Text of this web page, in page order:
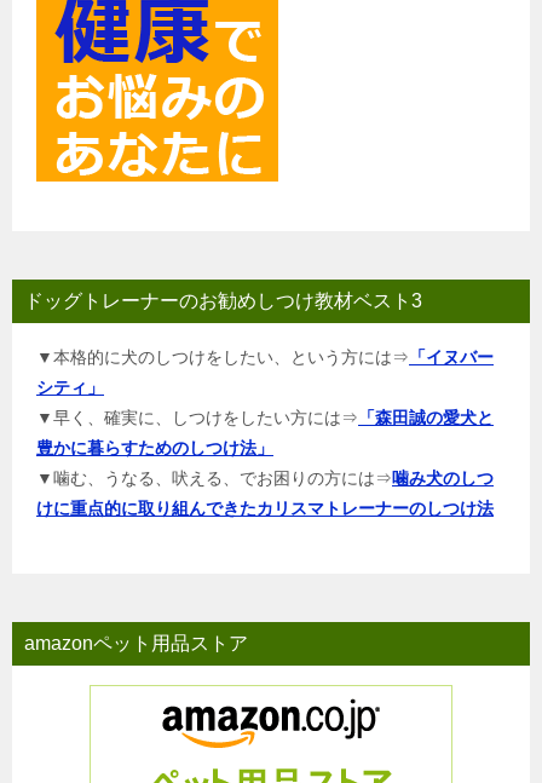
ドッグトレーナーのお勧めしつけ教材ベスト3
▼本格的に犬のしつけをしたい、という方には⇒ 「イヌバー
シティ」
▼早く、確実に、しつけをしたい方には⇒ 「森田誠の愛犬と
豊かに暮らすためのしつけ法」
▼噛む、うなる、吠える、でお困りの方には⇒噛み犬のしつ
けに重点的に取り組んできたカリスマトレーナーのしつけ法
amazonペット用品ストア